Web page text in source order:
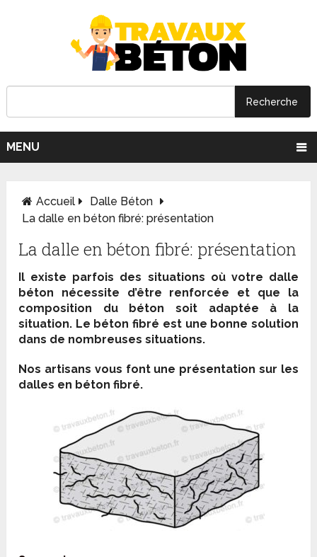
MENU
Accueil
Dalle Béton
La dalle en béton fibré: présentation
La dalle en béton fibré: présentation
Il existe parfois des situations où votre dalle
béton nécessite d’être renforcée et que la
composition du béton soit adaptée à la
situation. Le béton fibré est une bonne solution
dans de nombreuses situations.
Nos artisans vous font une présentation sur les
dalles en béton fibré.